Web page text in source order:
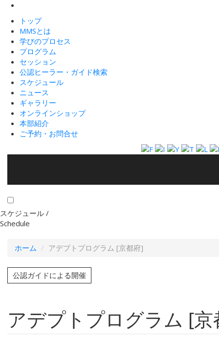
トップ
MMSとは
学びのプロセス
プログラム
セッション
公認ヒーラー・ガイド検索
スケジュール
ニュース
ギャラリー
オンラインショップ
本部紹介
ご予約・お問合せ
スケジュール /
Schedule
ホーム アデプトプログラム [京都府]
公認ガイドによる開催
アデプトプログラム [京